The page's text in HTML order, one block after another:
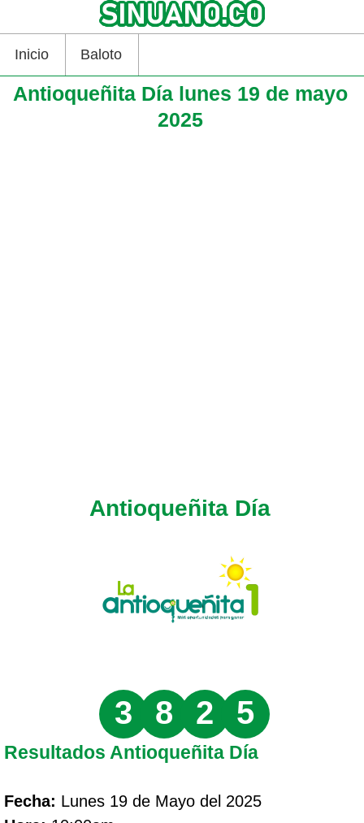
Inicio Baloto
Antioqueñita Día lunes 19 de mayo
2025
Antioqueñita Día
3 8 2 5
Resultados Antioqueñita Día
Fecha: Lunes 19 de Mayo del 2025